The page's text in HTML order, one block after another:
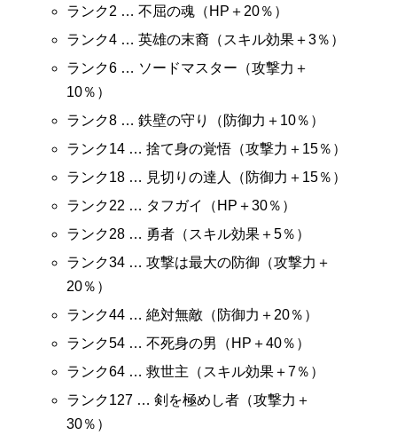
ランク2 … 不屈の魂（HP＋20％）
ランク4 … 英雄の末裔（スキル効果＋3％）
ランク6 … ソードマスター（攻撃力＋
10％）
ランク8 … 鉄壁の守り（防御力＋10％）
ランク14 … 捨て身の覚悟（攻撃力＋15％）
ランク18 … 見切りの達人（防御力＋15％）
ランク22 … タフガイ（HP＋30％）
ランク28 … 勇者（スキル効果＋5％）
ランク34 … 攻撃は最大の防御（攻撃力＋
20％）
ランク44 … 絶対無敵（防御力＋20％）
ランク54 … 不死身の男（HP＋40％）
ランク64 … 救世主（スキル効果＋7％）
ランク127 … 剣を極めし者（攻撃力＋
30％）